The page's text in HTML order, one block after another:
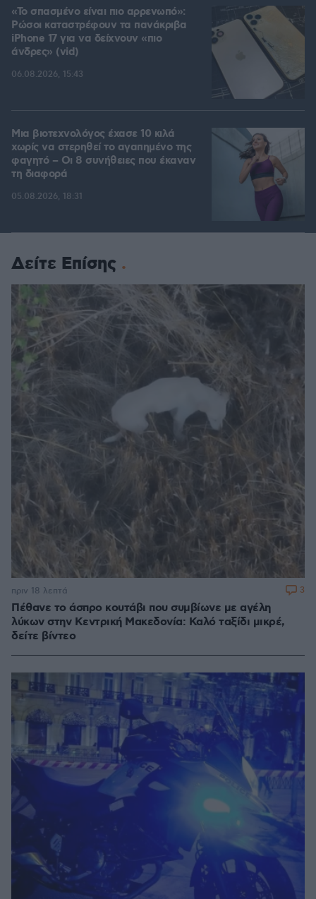
«Το σπασμένο είναι πιο αρρενωπό»:
Ρώσοι καταστρέφουν τα πανάκριβα
iPhone 17 για να δείχνουν «πιο
άνδρες» (vid)
06.08.2026, 15:43
Μια βιοτεχνολόγος έχασε 10 κιλά
χωρίς να στερηθεί το αγαπημένο της
φαγητό – Οι 8 συνήθειες που έκαναν
τη διαφορά
05.08.2026, 18:31
Δείτε Επίσης
Πέθανε το άσπρο κουτάβι που συμβίωνε με αγέλη
λύκων στην Κεντρική Μακεδονία: Καλό ταξίδι μικρέ,
δείτε βίντεο
πριν 18 λεπτά 3